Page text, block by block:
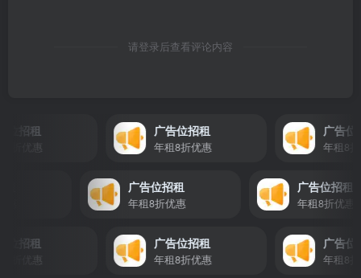
请登录后查看评论内容
招租 广告位招租
年租8折优惠
广告位
年租8折
广告位招租
年租8折优惠
广告位招
年租8折优
招租 广告位招租
年租8折优惠
广告位
年租8折